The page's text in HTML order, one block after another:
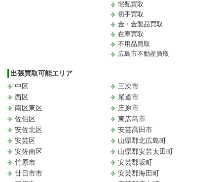
宅配買取
切手買取
金・金製品買取
在庫買取
不用品買取
広島市不動産買取
出張買取可能エリア
中区
西区
南区東区
佐伯区
安佐北区
安芸区
安佐南区
竹原市
廿日市市
三次市
尾道市
庄原市
東広島市
安芸高田市
山県郡北広島町
山県郡安芸太田町
安芸郡坂町
安芸郡海田町